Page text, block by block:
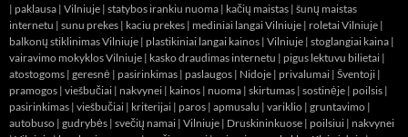
| paklausa | Vilniuje | statybos irankiu nuoma | kačių maistas | šunų maistas
internetu | sunu prekes | kaciu prekes | mediniai langai Vilniuje | roletai Vilniuje |
balkonų stiklinimas Vilniuje | plastikiniai langai kainos | Vilniuje | stoglangiai kaina |
vairavimo mokyklos Vilniuje | kasko draudimas internetu | pigus lektuvu bilietai |
atostogoms | geresnė | pasirinkimas | paslaugos | Nidoje | privalumai | Šventoji |
pramogos | viešbučiai | nakvynei | kainos | nuoma | skirtumas | sostinėje | poilsis |
pasirinkimas | viešbučiai | kriterijai | paros | apmusalu | variklio | gruntavimo |
autobuso | gudrybės | svečių namai | Vilniuje | Druskininkuose | poilsiui | nakvynei